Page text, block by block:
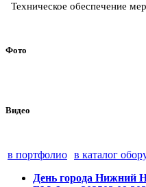
Техническое обеспечение
Фото
Видео
в портфолио в каталог
День города Нижний